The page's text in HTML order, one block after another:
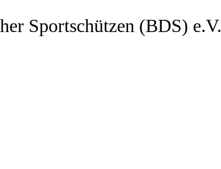
Sportschützen (BDS) e.V.